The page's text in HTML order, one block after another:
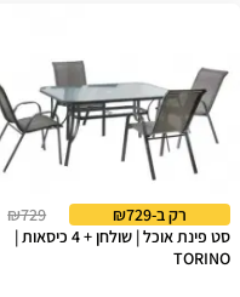
רק ב-₪729
₪729
סט פינת אוכל | שולחן + 4 כיסאות |
TORINO